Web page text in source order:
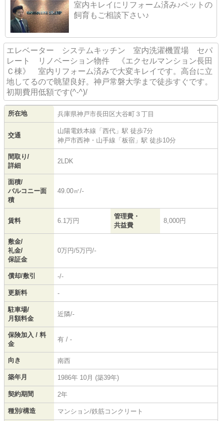
室内キレイにリフォーム済み♪ペットの
飼育もご相談下さい♪
エレベーター システムキッチン 室内洗濯機置場 セパ
レート リノベーション物件 《エクセルマンション長田
Ｃ棟》 室内リフォーム済みで大変キレイです。高台に立
地してるので眺望良好。神戸常磐大学まで徒歩すぐです。
初期費用低額です(^-^)/
所在地 兵庫県神戸市長田区大谷町 ３丁目
交通
山陽電鉄本線 「 西代 」駅 徒歩7分
神戸市西神・山手線 「 板宿 」駅 徒歩10分
間取り/
詳細
2LDK
面積/
バルコニー面
積
49.00㎡/-
賃料 6.1万円
管理費・
共益費
8,000円
敷金/
礼金/
保証金
0万円/5万円/-
償却/敷引 -/-
更新料 -
駐車場/
月額料金
近隣/-
保険加入 / 料
金
有 / -
向き 南西
築年月 1986年 10月 (築39年)
契約期間 2年
種別/構造 マンション/鉄筋コンクリート